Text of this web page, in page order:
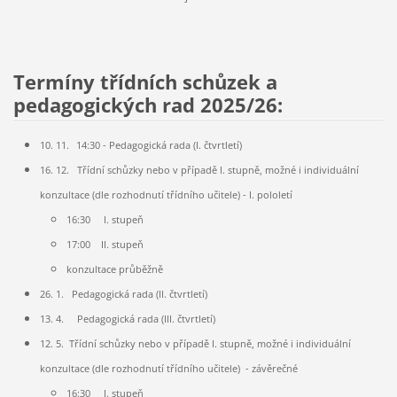
Termíny třídních schůzek a
pedagogických rad 2025/26:
10. 11. 14:30 - Pedagogická rada(I. čtvrtletí)
16. 12. Třídní schůzky nebo v případě I. stupně, možné i individuální
konzultace (dle rozhodnutí třídního učitele) - I. pololetí
16:30 I. stupeň
17:00 II. stupeň
konzultace průběžně
26. 1. Pedagogická rada (II. čtvrtletí)
13. 4. Pedagogická rada (III. čtvrtletí)
12. 5. Třídní schůzky nebo v případě I. stupně, možné i individuální
konzultace (dle rozhodnutí třídního učitele)- závěrečné
16:30 I. stupeň